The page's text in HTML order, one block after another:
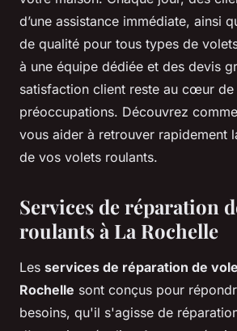
d’une assistance immédiate, ainsi
de qualité pour tous types de
à une équipe dédiée et des devis
satisfaction client reste au cœur de
préoccupations. Découvrez
vous aider à retrouver rapidement
de vos volets roulants.
Services de réparation
roulants à La Rochelle
Les services de réparation de
Rochelle sont conçus pour
besoins, qu'il s'agisse de